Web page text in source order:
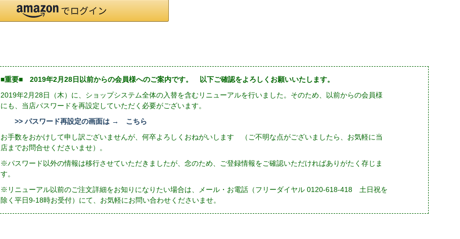
■重要■ 2019年2月28日以前からの会員様へのご案内です。 以下ご確認をよろしくお願いいたします。
2019年2月28日（木）に、ショップシステム全体の入替を含むリニューアルを行いました。そのため、以前からの会員様
にも、当店パスワードを再設定していただく必要がございます。
>> パスワード再設定の画面は → こちら
お手数をおかけして申し訳ございませんが、何卒よろしくおねがいします （ご不明な点がございましたら、お気軽に当
店までお問合せくださいませ）。
※パスワード以外の情報は移行させていただきましたが、念のため、ご登録情報をご確認いただければありがたく存じま
す。
※リニューアル以前のご注文詳細をお知りになりたい場合は、メール・お電話（フリーダイヤル 0120-618-418 土日祝を
除く平日9-18時お受付）にて、お気軽にお問い合わせくださいませ。